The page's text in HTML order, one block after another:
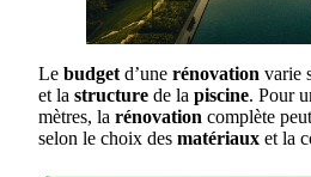
Le budget d’une rénovation varie
et la structure de la piscine. Pour
mètres, la rénovation complète
selon le choix des matériaux et la